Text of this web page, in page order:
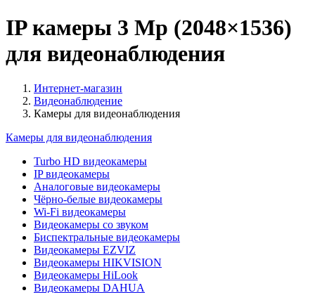
IP камеры 3 Mp (2048×1536)
для видеонаблюдения
Интернет-магазин
Видеонаблюдение
Камеры для видеонаблюдения
Камеры для видеонаблюдения
Turbo HD видеокамеры
IP видеокамеры
Аналоговые видеокамеры
Чёрно-белые видеокамеры
Wi-Fi видеокамеры
Видеокамеры со звуком
Биспектральные видеокамеры
Видеокамеры EZVIZ
Видеокамеры HIKVISION
Видеокамеры HiLook
Видеокамеры DAHUA